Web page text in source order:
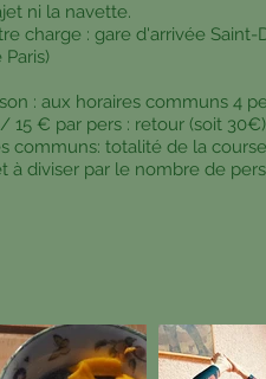
ni la navette.
charge : gare d'arrivée Saint-
: aux horaires communs 4
15 € par pers : retour (soit 30€)
communs: totalité de la
à diviser par le nombre de